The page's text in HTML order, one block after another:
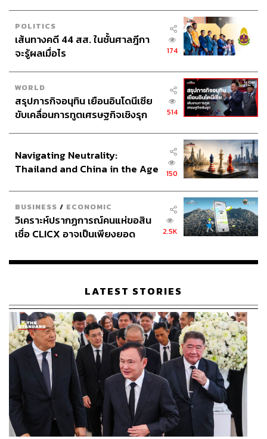
POLITICS
เส้นทางคดี 44 สส. ในชั้นศาลฎีกา
จะรู้ผลเมื่อไร
174
WORLD
สรุปภารกิจอนุทิน เยือนอินโดนีเซีย
ขับเคลื่อนการทูตเศรษฐกิจเชิงรุก
514
Navigating Neutrality:
Thailand and China in the Age
150
BUSINESS / ECONOMIC
วิเคราะห์ปรากฏการณ์คนแห่ขอสิน
เชื่อ CLICX อาจเป็นเพียงยอด
เรือนไทยที่ถูกซุกไว้
2.5K
LATEST STORIES